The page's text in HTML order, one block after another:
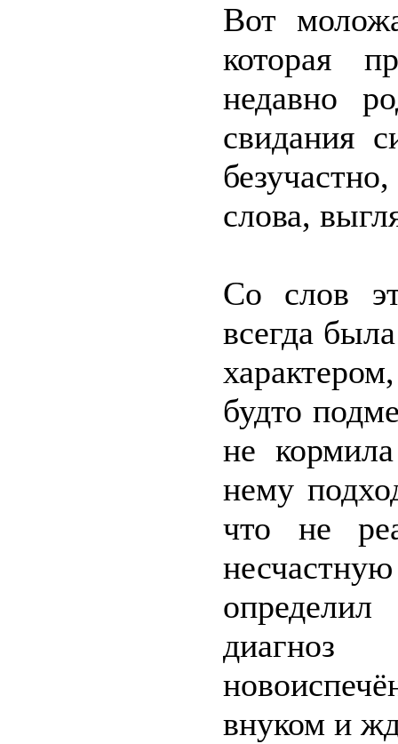
Вот
которая
недавно
свидания
слова,
Со слов
всегда
будто
не
нему
что не
внуком и